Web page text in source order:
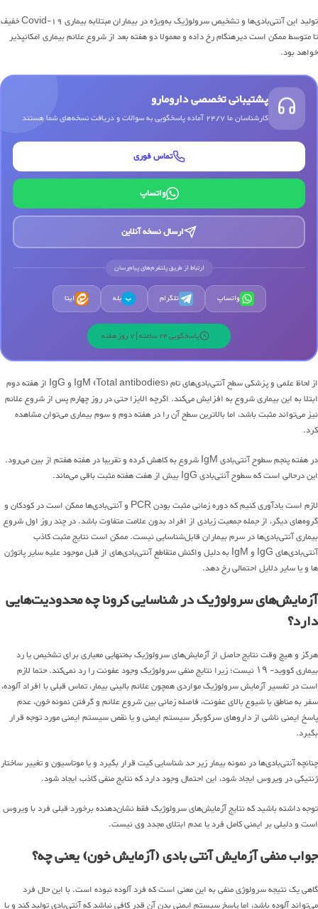
تولید این آنتی‌بادی‌ها و تشخیص سرولوژیک به‌ویژه در بیماران مبتلابه بیماری Covid-19 خفیف
تا متوسط ممکن است دیرهنگام رخ ‌داده و معمولا دو هفته بعد از شروع علائم بیماری امکانپذیر
خواهد بود.
پشتیبانی تخصصی دارومارو
کارشناسان ما 24/7 آماده پاسخگویی به سوالات و دریافت نسخه‌های شما هستند
تماس فوری
واتساپ
ارسال نسخه آنلاین
ارتباط از طریق پلتفرم‌های پیام‌رسان
واتساپ تلگرام ب بله ایتا
پاسخگویی 24 ساعته | 7 روز هفته
از لحاظ علمی و پزشکی سطح آنتی‌بادی‌های تام (Total antibodies) IgM و IgG از هفته دوم
ابتلا به این بیماری شروع به افزایش می‌کند. اگرچه الایزا حتی در روز چهارم پس از شروع علائم
نیز می‌تواند مثبت باشد، اما بالاترین سطح آن را در هفته دوم و سوم بیماری می‌توان مشاهده
کرد.
در هفته پنجم سطوح آنتی‌بادی IgM شروع به کاهش کرده و تقریبا در هفته هفتم از بین می‌رود.
این درحالی است ‌که سطوح آنتی‌بادی IgG بیش از هفت هفته مثبت باقی می‌ماند.
لازم است یادآوری کنیم که دوره زمانی مثبت بودن PCR و آنتی‌بادی‌ها ممکن است در کودکان و
گروه‌های دیگر، از جمله جمعیت زیادی از افراد بدون علامت متفاوت باشد. در چند روز اول شروع
بیماری آنتی‌بادی‌ها در سرم بیماران قابل‌شناسایی نیست. ممکن است نتایج مثبت کاذب
آنتی‌بادی‌های IgG و IgM به دلیل واکنش متقاطع آنتی‌بادی‌های از قبل موجود علیه سایر پاتوژن
ها و یا سایر دلایل احتمالی رخ دهد.
آزمایش‌های سرولوژیک در شناسایی کرونا چه محدودیت‌هایی
دارد؟
هرگز و هیچ وقت نتایج حاصل از آزمایش‌های سرولوژیک به‌تنهایی معیاری برای تشخیص یا رد
بیماری کووید- ۱۹ نیست؛ زیرا نتایج منفی سرولوژیک وجود عفونت را رد نمی‌کند. حتما لازم
است در تفسیر آزمایش سرولوژیک مواردی همچون علائم بالینی بیمار، تماس قبلی با افراد آلوده،
سفر به مناطق با شیوع بالای عفونت، فاصله زمانی بین شروع علائم و گرفتن نمونه خون، عدم
پاسخ ایمنی ناشی از داروهای سرکوبگر سیستم ایمنی و یا نقص سیستم ایمنی مورد توجه قرار
بگیرد.
چنانچه آنتی‌بادی‌ها در نمونه بیمار زیر حد شناسایی کیت قرار بگیرد و یا موتاسیون و تغییر ساختار
ژنتیکی در ویروس ایجاد شود، این احتمال وجود دارد که نتایج منفی کاذب ایجاد شود.
توجه داشته باشید که نتایج آزمایش‌های سرولوژیک فقط نشان‌دهنده برخورد قبلی فرد با ویروس
است و دلیلی بر ایمنی کامل فرد یا عدم ابتلای مجدد وی نیست.
جواب منفی آزمایش‌ آنتی بادی (آزمایش خون) یعنی چه؟
گاهی یک نتیجه سرولوژی منفی به این معنی است که فرد آلوده نبوده است. با این ‌حال فرد
می‌تواند آلوده باشد، اما پاسخ سیستم ایمنی بدن آن‌ قدر کافی نباشد که آنتی‌بادی تولید کند و یا